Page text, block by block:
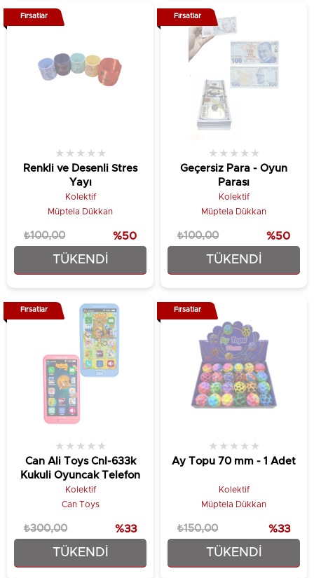
TÜKENDI
Renkli ve Desenli Stres
Yayı
★ ★ ★ ★ ★
Kolektif
Müptela Dükkan
₺49,90
₺100,00 %50
Fırsatlar
TÜKENDI
Geçersiz Para - Oyun
Parası
★ ★ ★ ★ ★
Kolektif
Müptela Dükkan
₺49,90
₺100,00 %50
Fırsatlar
TÜKENDI
Can Ali Toys Cnl-633k
Kukuli Oyuncak Telefon
★ ★ ★ ★ ★
Kolektif
Can Toys
₺199,90
₺300,00 %33
Fırsatlar
TÜKENDI
Ay Topu 70 mm - 1 Adet
★ ★ ★ ★ ★
Kolektif
Müptela Dükkan
₺99,90
₺150,00 %33
Fırsatlar